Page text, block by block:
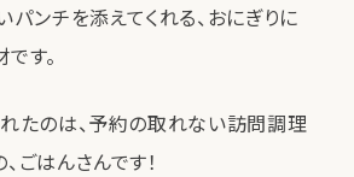
パンチを添えてくれる、おにぎりに
す。
たのは、予約の取れない訪問調理
ごはんさんです！